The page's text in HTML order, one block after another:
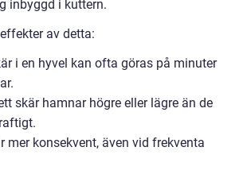
inbyggd i kuttern.
av detta:
i en hyvel kan ofta göras på minuter
skär hamnar högre eller lägre än de
mer konsekvent, även vid frekventa